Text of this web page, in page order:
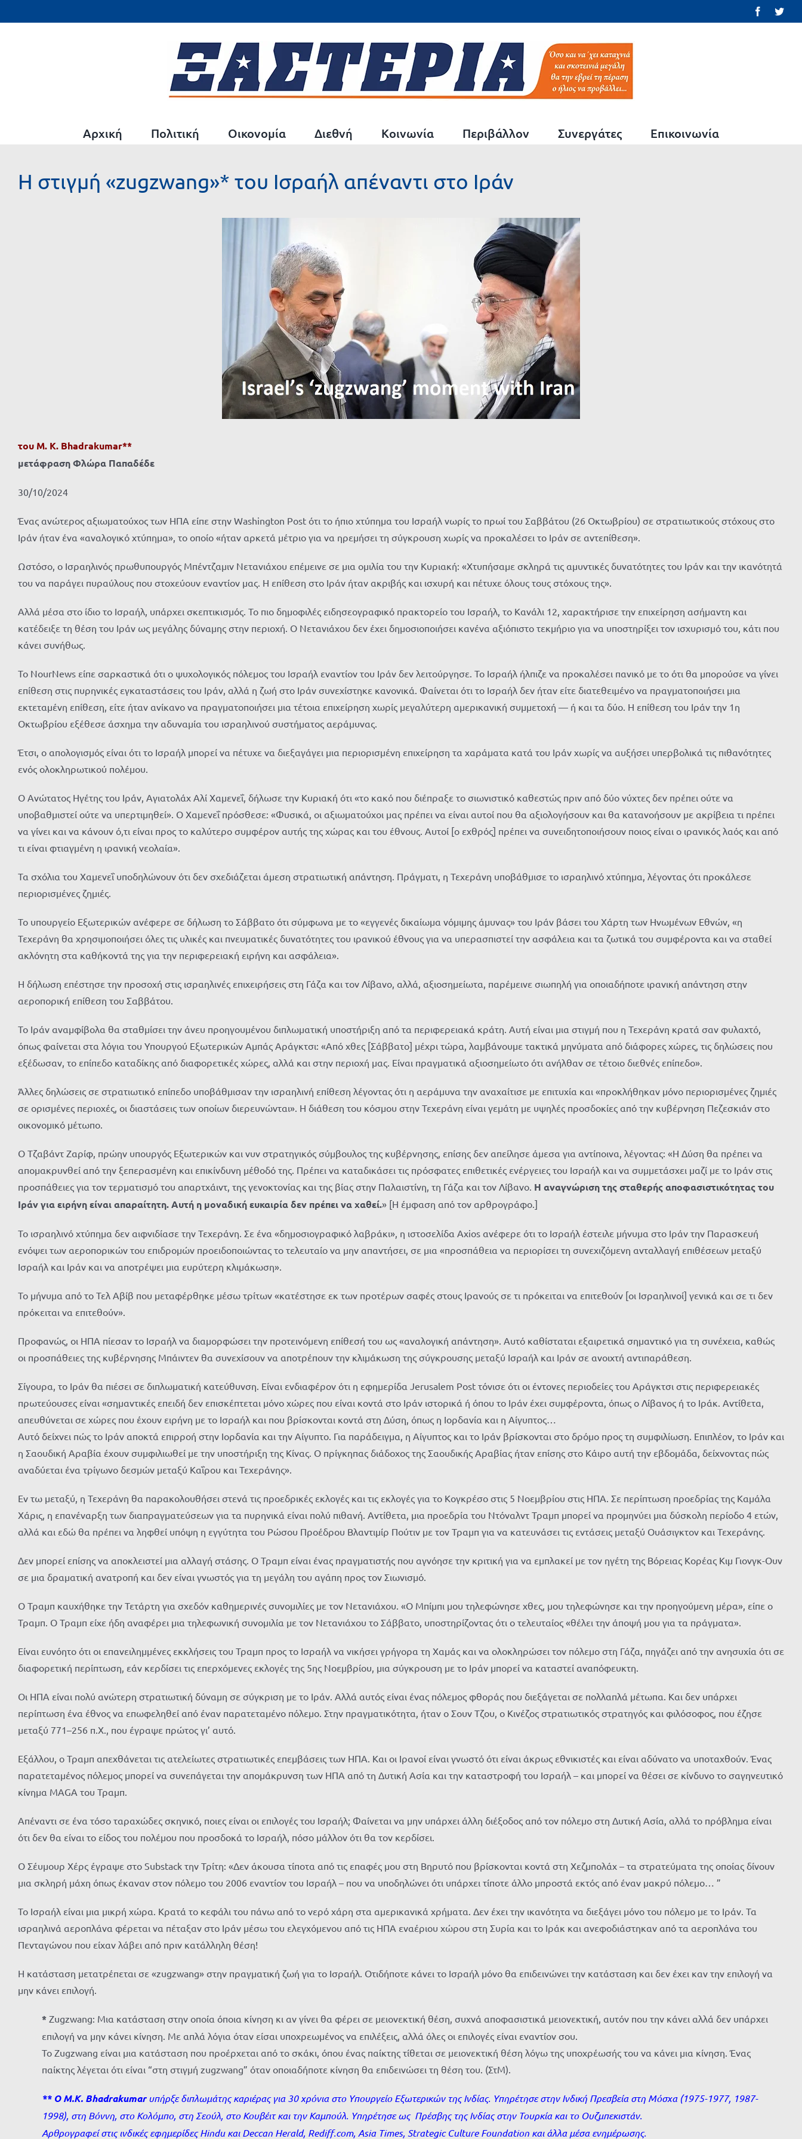
στο
Facebook
Αρχική Πολιτική Οικονομία Διεθνή Κοινωνία Περιβάλλον Συνεργάτες Επικοινωνία
Η στιγμή «zugzwang»* του Ισραήλ απέναντι στο Ιράν
του M. K. Bhadrakumar**
μετάφραση Φλώρα Παπαδέδε
30/10/2024
Ένας ανώτερος αξιωματούχος των ΗΠΑ είπε στην Washington Post ότι το ήπιο χτύπημα του Ισραήλ νωρίς το πρωί του Σαββάτου (26 Οκτωβρίου) σε στρατιωτικούς στόχους στο
Ιράν ήταν ένα «αναλογικό χτύπημα», το οποίο «ήταν αρκετά μέτριο για να ηρεμήσει τη σύγκρουση χωρίς να προκαλέσει το Ιράν σε αντεπίθεση».
Ωστόσο, ο Ισραηλινός πρωθυπουργός Μπέντζαμιν Νετανιάχου επέμεινε σε μια ομιλία του την Κυριακή: «Χτυπήσαμε σκληρά τις αμυντικές δυνατότητες του Ιράν και την ικανότητά
του να παράγει πυραύλους που στοχεύουν εναντίον μας. Η επίθεση στο Ιράν ήταν ακριβής και ισχυρή και πέτυχε όλους τους στόχους της».
Αλλά μέσα στο ίδιο το Ισραήλ, υπάρχει σκεπτικισμός. Το πιο δημοφιλές ειδησεογραφικό πρακτορείο του Ισραήλ, το Κανάλι 12, χαρακτήρισε την επιχείρηση ασήμαντη και
κατέδειξε τη θέση του Ιράν ως μεγάλης δύναμης στην περιοχή. Ο Νετανιάχου δεν έχει δημοσιοποιήσει κανένα αξιόπιστο τεκμήριο για να υποστηρίξει τον ισχυρισμό του, κάτι που
κάνει συνήθως.
Το NourNews είπε σαρκαστικά ότι ο ψυχολογικός πόλεμος του Ισραήλ εναντίον του Ιράν δεν λειτούργησε. Το Ισραήλ ήλπιζε να προκαλέσει πανικό με το ότι θα μπορούσε να γίνει
επίθεση στις πυρηνικές εγκαταστάσεις του Ιράν, αλλά η ζωή στο Ιράν συνεχίστηκε κανονικά. Φαίνεται ότι το Ισραήλ δεν ήταν είτε διατεθειμένο να πραγματοποιήσει μια
εκτεταμένη επίθεση, είτε ήταν ανίκανο να πραγματοποιήσει μια τέτοια επιχείρηση χωρίς μεγαλύτερη αμερικανική συμμετοχή — ή και τα δύο. Η επίθεση του Ιράν την 1η
Οκτωβρίου εξέθεσε άσχημα την αδυναμία του ισραηλινού συστήματος αεράμυνας.
Έτσι, ο απολογισμός είναι ότι το Ισραήλ μπορεί να πέτυχε να διεξαγάγει μια περιορισμένη επιχείρηση τα χαράματα κατά του Ιράν χωρίς να αυξήσει υπερβολικά τις πιθανότητες
ενός ολοκληρωτικού πολέμου.
Ο Ανώτατος Ηγέτης του Ιράν, Αγιατολάχ Αλί Χαμενεΐ, δήλωσε την Κυριακή ότι «το κακό που διέπραξε το σιωνιστικό καθεστώς πριν από δύο νύχτες δεν πρέπει ούτε να
υποβαθμιστεί ούτε να υπερτιμηθεί». Ο Χαμενεΐ πρόσθεσε: «Φυσικά, οι αξιωματούχοι μας πρέπει να είναι αυτοί που θα αξιολογήσουν και θα κατανοήσουν με ακρίβεια τι πρέπει
να γίνει και να κάνουν ό,τι είναι προς το καλύτερο συμφέρον αυτής της χώρας και του έθνους. Αυτοί [ο εχθρός] πρέπει να συνειδητοποιήσουν ποιος είναι ο ιρανικός λαός και από
τι είναι φτιαγμένη η ιρανική νεολαία».
Τα σχόλια του Χαμενεΐ υποδηλώνουν ότι δεν σχεδιάζεται άμεση στρατιωτική απάντηση. Πράγματι, η Τεχεράνη υποβάθμισε το ισραηλινό χτύπημα, λέγοντας ότι προκάλεσε
περιορισμένες ζημιές.
Το υπουργείο Εξωτερικών ανέφερε σε δήλωση το Σάββατο ότι σύμφωνα με το «εγγενές δικαίωμα νόμιμης άμυνας» του Ιράν βάσει του Χάρτη των Ηνωμένων Εθνών, «η
Τεχεράνη θα χρησιμοποιήσει όλες τις υλικές και πνευματικές δυνατότητες του ιρανικού έθνους για να υπερασπιστεί την ασφάλεια και τα ζωτικά του συμφέροντα και να σταθεί
ακλόνητη στα καθήκοντά της για την περιφερειακή ειρήνη και ασφάλεια».
Η δήλωση επέστησε την προσοχή στις ισραηλινές επιχειρήσεις στη Γάζα και τον Λίβανο, αλλά, αξιοσημείωτα, παρέμεινε σιωπηλή για οποιαδήποτε ιρανική απάντηση στην
αεροπορική επίθεση του Σαββάτου.
Το Ιράν αναμφίβολα θα σταθμίσει την άνευ προηγουμένου διπλωματική υποστήριξη από τα περιφερειακά κράτη. Αυτή είναι μια στιγμή που η Τεχεράνη κρατά σαν φυλαχτό,
όπως φαίνεται στα λόγια του Υπουργού Εξωτερικών Αμπάς Αράγκτσι: «Από χθες [Σάββατο] μέχρι τώρα, λαμβάνουμε τακτικά μηνύματα από διάφορες χώρες, τις δηλώσεις που
εξέδωσαν, το επίπεδο καταδίκης από διαφορετικές χώρες, αλλά και στην περιοχή μας. Είναι πραγματικά αξιοσημείωτο ότι ανήλθαν σε τέτοιο διεθνές επίπεδο».
Άλλες δηλώσεις σε στρατιωτικό επίπεδο υποβάθμισαν την ισραηλινή επίθεση λέγοντας ότι η αεράμυνα την αναχαίτισε με επιτυχία και «προκλήθηκαν μόνο περιορισμένες ζημιές
σε ορισμένες περιοχές, οι διαστάσεις των οποίων διερευνώνται». Η διάθεση του κόσμου στην Τεχεράνη είναι γεμάτη με υψηλές προσδοκίες από την κυβέρνηση Πεζεσκιάν στο
οικονομικό μέτωπο.
Ο Τζαβάντ Ζαρίφ, πρώην υπουργός Εξωτερικών και νυν στρατηγικός σύμβουλος της κυβέρνησης, επίσης δεν απείλησε άμεσα για αντίποινα, λέγοντας: «Η Δύση θα πρέπει να
απομακρυνθεί από την ξεπερασμένη και επικίνδυνη μέθοδό της. Πρέπει να καταδικάσει τις πρόσφατες επιθετικές ενέργειες του Ισραήλ και να συμμετάσχει μαζί με το Ιράν στις
προσπάθειες για τον τερματισμό του απαρτχάιντ, της γενοκτονίας και της βίας στην Παλαιστίνη, τη Γάζα και τον Λίβανο. Η αναγνώριση της σταθερής αποφασιστικότητας του
Ιράν για ειρήνη είναι απαραίτητη. Αυτή η μοναδική ευκαιρία δεν πρέπει να χαθεί.» [Η έμφαση από τον αρθρογράφο.]
Το ισραηλινό χτύπημα δεν αιφνιδίασε την Τεχεράνη. Σε ένα «δημοσιογραφικό λαβράκι», η ιστοσελίδα Axios ανέφερε ότι το Ισραήλ έστειλε μήνυμα στο Ιράν την Παρασκευή
ενόψει των αεροπορικών του επιδρομών προειδοποιώντας το τελευταίο να μην απαντήσει, σε μια «προσπάθεια να περιορίσει τη συνεχιζόμενη ανταλλαγή επιθέσεων μεταξύ
Ισραήλ και Ιράν και να αποτρέψει μια ευρύτερη κλιμάκωση».
Το μήνυμα από το Τελ Αβίβ που μεταφέρθηκε μέσω τρίτων «κατέστησε εκ των προτέρων σαφές στους Ιρανούς σε τι πρόκειται να επιτεθούν [οι Ισραηλινοί] γενικά και σε τι δεν
πρόκειται να επιτεθούν».
Προφανώς, οι ΗΠΑ πίεσαν το Ισραήλ να διαμορφώσει την προτεινόμενη επίθεσή του ως «αναλογική απάντηση». Αυτό καθίσταται εξαιρετικά σημαντικό για τη συνέχεια, καθώς
οι προσπάθειες της κυβέρνησης Μπάιντεν θα συνεχίσουν να αποτρέπουν την κλιμάκωση της σύγκρουσης μεταξύ Ισραήλ και Ιράν σε ανοιχτή αντιπαράθεση.
Σίγουρα, το Ιράν θα πιέσει σε διπλωματική κατεύθυνση. Είναι ενδιαφέρον ότι η εφημερίδα Jerusalem Post τόνισε ότι οι έντονες περιοδείες του Αράγκτσι στις περιφερειακές
πρωτεύουσες είναι «σημαντικές επειδή δεν επισκέπτεται μόνο χώρες που είναι κοντά στο Ιράν ιστορικά ή όπου το Ιράν έχει συμφέροντα, όπως ο Λίβανος ή το Ιράκ. Αντίθετα,
απευθύνεται σε χώρες που έχουν ειρήνη με το Ισραήλ και που βρίσκονται κοντά στη Δύση, όπως η Ιορδανία και η Αίγυπτος…
Αυτό δείχνει πώς το Ιράν αποκτά επιρροή στην Ιορδανία και την Αίγυπτο. Για παράδειγμα, η Αίγυπτος και το Ιράν βρίσκονται στο δρόμο προς τη συμφιλίωση. Επιπλέον, το Ιράν και
η Σαουδική Αραβία έχουν συμφιλιωθεί με την υποστήριξη της Κίνας. Ο πρίγκηπας διάδοχος της Σαουδικής Αραβίας ήταν επίσης στο Κάιρο αυτή την εβδομάδα, δείχνοντας πώς
αναδύεται ένα τρίγωνο δεσμών μεταξύ Καΐρου και Τεχεράνης».
Εν τω μεταξύ, η Τεχεράνη θα παρακολουθήσει στενά τις προεδρικές εκλογές και τις εκλογές για το Κογκρέσο στις 5 Νοεμβρίου στις ΗΠΑ. Σε περίπτωση προεδρίας της Καμάλα
Χάρις, η επανέναρξη των διαπραγματεύσεων για τα πυρηνικά είναι πολύ πιθανή. Αντίθετα, μια προεδρία του Ντόναλντ Τραμπ μπορεί να προμηνύει μια δύσκολη περίοδο 4 ετών,
αλλά και εδώ θα πρέπει να ληφθεί υπόψη η εγγύτητα του Ρώσου Προέδρου Βλαντιμίρ Πούτιν με τον Τραμπ για να κατευνάσει τις εντάσεις μεταξύ Ουάσιγκτον και Τεχεράνης.
Δεν μπορεί επίσης να αποκλειστεί μια αλλαγή στάσης. Ο Τραμπ είναι ένας πραγματιστής που αγνόησε την κριτική για να εμπλακεί με τον ηγέτη της Βόρειας Κορέας Κιμ Γιονγκ-Ουν
σε μια δραματική ανατροπή και δεν είναι γνωστός για τη μεγάλη του αγάπη προς τον Σιωνισμό.
Ο Τραμπ καυχήθηκε την Τετάρτη για σχεδόν καθημερινές συνομιλίες με τον Νετανιάχου. «Ο Μπίμπι μου τηλεφώνησε χθες, μου τηλεφώνησε και την προηγούμενη μέρα», είπε ο
Τραμπ. Ο Τραμπ είχε ήδη αναφέρει μια τηλεφωνική συνομιλία με τον Νετανιάχου το Σάββατο, υποστηρίζοντας ότι ο τελευταίος «θέλει την άποψή μου για τα πράγματα».
Είναι ευνόητο ότι οι επανειλημμένες εκκλήσεις του Τραμπ προς το Ισραήλ να νικήσει γρήγορα τη Χαμάς και να ολοκληρώσει τον πόλεμο στη Γάζα, πηγάζει από την ανησυχία ότι σε
διαφορετική περίπτωση, εάν κερδίσει τις επερχόμενες εκλογές της 5ης Νοεμβρίου, μια σύγκρουση με το Ιράν μπορεί να καταστεί αναπόφευκτη.
Οι ΗΠΑ είναι πολύ ανώτερη στρατιωτική δύναμη σε σύγκριση με το Ιράν. Αλλά αυτός είναι ένας πόλεμος φθοράς που διεξάγεται σε πολλαπλά μέτωπα. Και δεν υπάρχει
περίπτωση ένα έθνος να επωφεληθεί από έναν παρατεταμένο πόλεμο. Στην πραγματικότητα, ήταν ο Σουν Τζου, ο Κινέζος στρατιωτικός στρατηγός και φιλόσοφος, που έζησε
μεταξύ 771–256 π.Χ., που έγραψε πρώτος γι’ αυτό.
Εξάλλου, ο Τραμπ απεχθάνεται τις ατελείωτες στρατιωτικές επεμβάσεις των ΗΠΑ. Και οι Ιρανοί είναι γνωστό ότι είναι άκρως εθνικιστές και είναι αδύνατο να υποταχθούν. Ένας
παρατεταμένος πόλεμος μπορεί να συνεπάγεται την απομάκρυνση των ΗΠΑ από τη Δυτική Ασία και την καταστροφή του Ισραήλ – και μπορεί να θέσει σε κίνδυνο το σαγηνευτικό
κίνημα MAGA του Τραμπ.
Απέναντι σε ένα τόσο ταραχώδες σκηνικό, ποιες είναι οι επιλογές του Ισραήλ; Φαίνεται να μην υπάρχει άλλη διέξοδος από τον πόλεμο στη Δυτική Ασία, αλλά το πρόβλημα είναι
ότι δεν θα είναι το είδος του πολέμου που προσδοκά το Ισραήλ, πόσο μάλλον ότι θα τον κερδίσει.
Ο Σέυμουρ Χέρς έγραψε στο Substack την Τρίτη: «Δεν άκουσα τίποτα από τις επαφές μου στη Βηρυτό που βρίσκονται κοντά στη Χεζμπολάχ – τα στρατεύματα της οποίας δίνουν
μια σκληρή μάχη όπως έκαναν στον πόλεμο του 2006 εναντίον του Ισραήλ – που να υποδηλώνει ότι υπάρχει τίποτε άλλο μπροστά εκτός από έναν μακρύ πόλεμο… ”
Το Ισραήλ είναι μια μικρή χώρα. Κρατά το κεφάλι του πάνω από το νερό χάρη στα αμερικανικά χρήματα. Δεν έχει την ικανότητα να διεξάγει μόνο του πόλεμο με το Ιράν. Τα
ισραηλινά αεροπλάνα φέρεται να πέταξαν στο Ιράν μέσω του ελεγχόμενου από τις ΗΠΑ εναέριου χώρου στη Συρία και το Ιράκ και ανεφοδιάστηκαν από τα αεροπλάνα του
Πενταγώνου που είχαν λάβει από πριν κατάλληλη θέση!
Η κατάσταση μετατρέπεται σε «zugzwang» στην πραγματική ζωή για το Ισραήλ. Οτιδήποτε κάνει το Ισραήλ μόνο θα επιδεινώνει την κατάσταση και δεν έχει καν την επιλογή να
μην κάνει επιλογή.
* Zugzwang: Μια κατάσταση στην οποία όποια κίνηση κι αν γίνει θα φέρει σε μειονεκτική θέση, συχνά αποφασιστικά μειονεκτική, αυτόν που την κάνει αλλά δεν υπάρχει
επιλογή να μην κάνει κίνηση. Με απλά λόγια όταν είσαι υποχρεωμένος να επιλέξεις, αλλά όλες οι επιλογές είναι εναντίον σου.
Το Zugzwang είναι μια κατάσταση που προέρχεται από το σκάκι, όπου ένας παίκτης τίθεται σε μειονεκτική θέση λόγω της υποχρέωσής του να κάνει μια κίνηση. Ένας
παίκτης λέγεται ότι είναι “στη στιγμή zugzwang” όταν οποιαδήποτε κίνηση θα επιδεινώσει τη θέση του. (ΣτΜ).
** Ο M.K. Bhadrakumarυπήρξε διπλωμάτης καριέρας για 30 χρόνια στο Υπουργείο Εξωτερικών της Ινδίας. Υπηρέτησε στην Ινδική Πρεσβεία στη Μόσχα (1975-1977, 1987-
1998), στη Βόννη, στο Κολόμπο, στη Σεούλ, στο Κουβέιτ και την Καμπούλ. Υπηρέτησε ως Πρέσβης της Ινδίας στην Τουρκία και το Ουζμπεκιστάν.
Αρθρογραφεί στις ινδικές εφημερίδεςHindu καιDeccan Herald, Rediff.com, Asia Times, StrategicCultureFoundation και άλλα μέσα ενημέρωσης.